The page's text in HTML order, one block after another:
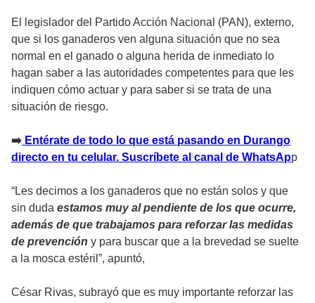
El legislador del Partido Acción Nacional (PAN), externo,
que si los ganaderos ven alguna situación que no sea
normal en el ganado o alguna herida de inmediato lo
hagan saber a las autoridades competentes para que les
indiquen cómo actuar y para saber si se trata de una
situación de riesgo.
➡️ Entérate de todo lo que está pasando en Durango
directo en tu celular. Suscríbete al canal de WhatsApp
“Les decimos a los ganaderos que no están solos y que
sin duda estamos muy al pendiente de los que ocurre,
además de que trabajamos para reforzar las medidas
de prevención y para buscar que a la brevedad se suelte
a la mosca estéril”, apuntó,
César Rivas, subrayó que es muy importante reforzar las